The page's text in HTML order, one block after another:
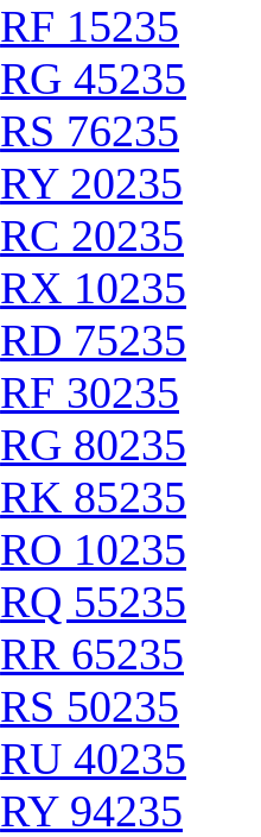
RF 15235
RG 45235
RS 76235
RY 20235
RC 20235
RX 10235
RD 75235
RF 30235
RG 80235
RK 85235
RO 10235
RQ 55235
RR 65235
RS 50235
RU 40235
RY 94235